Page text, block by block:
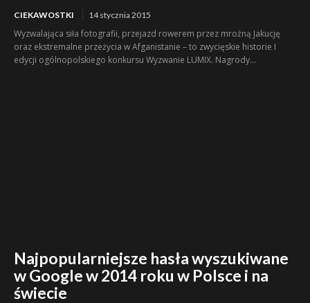
CIEKAWOSTKI 14 stycznia 2015
Wyzwalająca siła fotografii, przejazd rowerem przez mroźną Jakucję
oraz ekstremalne przeżycia w Afganistanie – to zwycięskie historie I
edycji ogólnopolskiego konkursu Wyzwanie LUMIX. Nagrody...
Najpopularniejsze hasła wyszukiwane
w Google w 2014 roku w Polsce i na
świecie